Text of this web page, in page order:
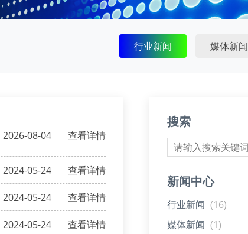
行业新闻 媒体新闻
2026-08-04 查看详情
2024-05-24 查看详情
2024-05-24 查看详情
2024-05-24 查看详情
搜索
新闻中心
行业新闻 (16)
媒体新闻 (1)